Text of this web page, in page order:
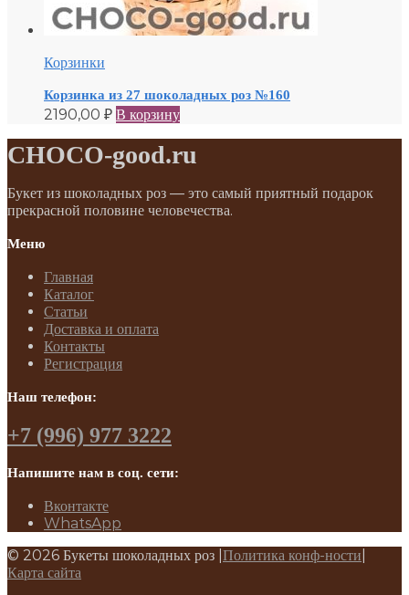
Корзинки
Корзинка из 27 шоколадных роз №160
2190,00 ₽ В корзину
CHOCO-good.ru
Букет из шоколадных роз — это самый приятный подарок
прекрасной половине человечества.
Меню
Главная
Каталог
Статьи
Доставка и оплата
Контакты
Регистрация
Наш телефон:
+7 (996) 977 3222
Напишите нам в соц. сети:
Вконтакте
WhatsApp
© 2026 Букеты шоколадных роз | Политика конф-ности
Карта сайта